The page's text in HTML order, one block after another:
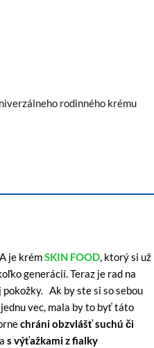
rodinného krému
je krémSKIN FOOD , ktorý si už
generácií. Teraz je rad na
Ak by ste si so sebou
vec, mala by to byť táto
chráni obzvlášť suchú či
s výťažkami z fialky